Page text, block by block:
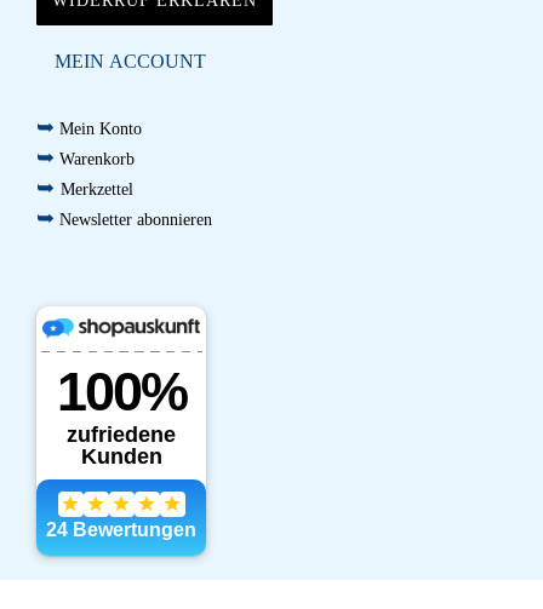
MEIN ACCOUNT
➥ Mein Konto
➥ Warenkorb
➥ Merkzettel
➥ Newsletter abonnieren